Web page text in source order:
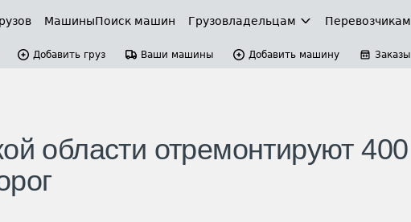
МашиныПоиск машин Грузовладельцам Перевозчикам
Добавить груз Ваши машины Добавить машину Заказы
области отремонтируют 400